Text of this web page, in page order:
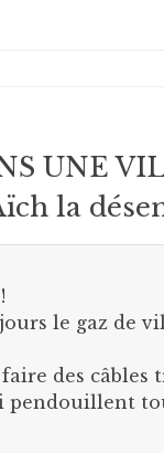
UNE
la
le gaz de
des câbles
pendouillent